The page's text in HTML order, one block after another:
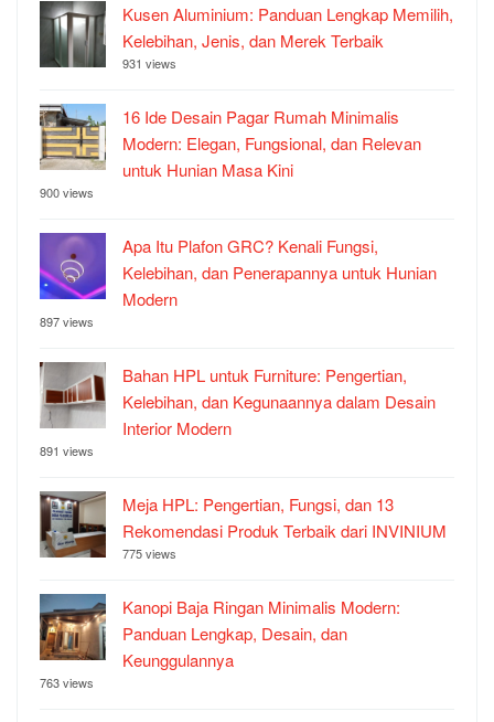
Kusen Aluminium: Panduan Lengkap Memilih,
Kelebihan, Jenis, dan Merek Terbaik
931 views
16 Ide Desain Pagar Rumah Minimalis
Modern: Elegan, Fungsional, dan Relevan
untuk Hunian Masa Kini
900 views
Apa Itu Plafon GRC? Kenali Fungsi,
Kelebihan, dan Penerapannya untuk Hunian
Modern
897 views
Bahan HPL untuk Furniture: Pengertian,
Kelebihan, dan Kegunaannya dalam Desain
Interior Modern
891 views
Meja HPL: Pengertian, Fungsi, dan 13
Rekomendasi Produk Terbaik dari INVINIUM
775 views
Kanopi Baja Ringan Minimalis Modern:
Panduan Lengkap, Desain, dan
Keunggulannya
763 views